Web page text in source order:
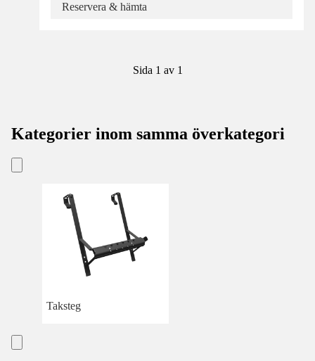
Reservera & hämta
Sida 1 av 1
Kategorier inom samma överkategori
Taksteg